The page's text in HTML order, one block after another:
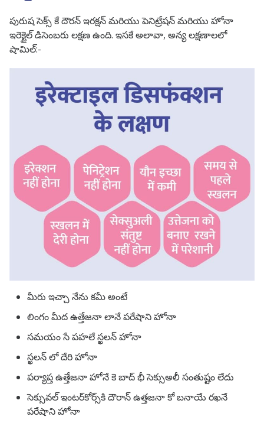
పురుష సెక్స్ కే దౌరన్ ఇరక్షన్ మరియు పెనిట్రేషన్ మరియు హోనా
ఇరెక్టైల్ డిసెంబరు లక్షణ ఉంది. ఇసకే అలావా, అన్య లక్షణాలలో
షామిల్:-
మీరు ఇచ్చా నేను కమీ అంటే
లింగం మీద ఉత్తేజనా లానే పరేషాని హోనా
సమయం సే పహలే స్ఖలన్ హోనా
స్ఖలన్ లో దేరి హోనా
పర్యాప్త ఉత్తేజనా హోనే కె బాద్ భీ సెక్సుఅలీ సంతుష్టం లేదు
సెక్సువల్ ఇంట‌ర్‌కోర్స్‌కి దౌరాన్ ఉత్త‌జ‌నా కో బ‌నాయే ర‌ఖ‌నే
ప‌రేషాని హోనా